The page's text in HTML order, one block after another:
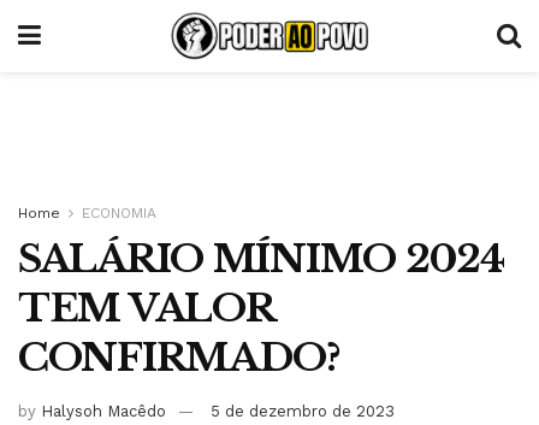
Home ECONOMIA
SALÁRIO MÍNIMO 2024
TEM VALOR
CONFIRMADO?
by Halysoh Macêdo 5 de dezembro de 2023